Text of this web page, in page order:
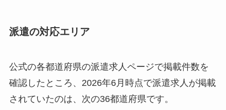
派遣の対応エリア
公式の各都道府県の派遣求人ページで掲載件数を
確認したところ、2026年6月時点で派遣求人が掲載
されていたのは、次の36都道府県です。